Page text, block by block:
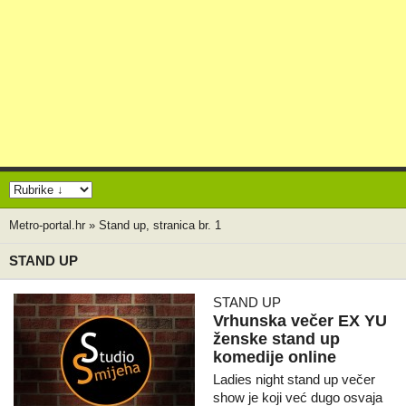
Metro-portal.hr » Stand up, stranica br. 1
STAND UP
STAND UP
Vrhunska večer EX YU
ženske stand up
komedije online
Ladies night stand up večer
show je koji već dugo osvaja